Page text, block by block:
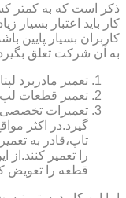
ذکر است که به کمتر
کار باید اعتبار بسیار
کاربران بسیار پایین
به آن شرکت تعلق
تعمیر مادربرد
تعمیر قطعات
تعمیرات
گیرد.در اکثر
تاپ،قادر به
را تعمیر
قطعه را تعویض